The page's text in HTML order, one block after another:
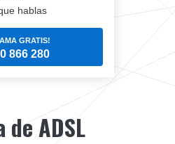
hablas
GRATIS!
866 280
ADSL